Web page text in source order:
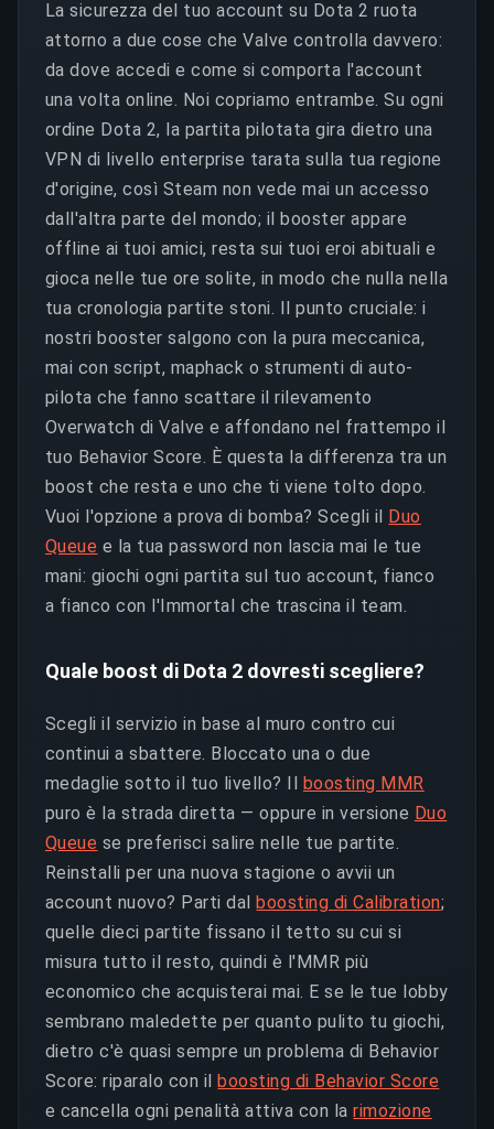
La sicurezza del tuo account su Dota 2 ruota
attorno a due cose che Valve controlla davvero:
da dove accedi e come si comporta l'account
una volta online. Noi copriamo entrambe. Su ogni
ordine Dota 2, la partita pilotata gira dietro una
VPN di livello enterprise tarata sulla tua regione
d'origine, così Steam non vede mai un accesso
dall'altra parte del mondo; il booster appare
offline ai tuoi amici, resta sui tuoi eroi abituali e
gioca nelle tue ore solite, in modo che nulla nella
tua cronologia partite stoni. Il punto cruciale: i
nostri booster salgono con la pura meccanica,
mai con script, maphack o strumenti di auto-
pilota che fanno scattare il rilevamento
Overwatch di Valve e affondano nel frattempo il
tuo Behavior Score. È questa la differenza tra un
boost che resta e uno che ti viene tolto dopo.
Vuoi l'opzione a prova di bomba? Scegli il Duo
Queue e la tua password non lascia mai le tue
mani: giochi ogni partita sul tuo account, fianco
a fianco con l'Immortal che trascina il team.
Quale boost di Dota 2 dovresti scegliere?
Scegli il servizio in base al muro contro cui
continui a sbattere. Bloccato una o due
medaglie sotto il tuo livello? Il boosting MMR
puro è la strada diretta — oppure in versione Duo
Queue se preferisci salire nelle tue partite.
Reinstalli per una nuova stagione o avvii un
account nuovo? Parti dalboosting di Calibration;
quelle dieci partite fissano il tetto su cui si
misura tutto il resto, quindi è l'MMR più
economico che acquisterai mai. E se le tue lobby
sembrano maledette per quanto pulito tu giochi,
dietro c'è quasi sempre un problema di Behavior
Score: riparalo con ilboosting di Behavior Score
e cancella ogni penalità attiva con larimozione